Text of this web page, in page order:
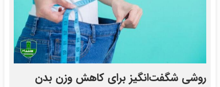
روشی شگفت‌انگیز برای کاهش وزن بدن